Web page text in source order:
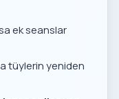
ek seanslar
tüylerin yeniden